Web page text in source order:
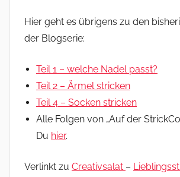
Hier geht es übrigens zu den
der Blogserie:
Teil 1 – welche Nadel passt?
Teil 2 – Ärmel stricken
Teil 4 – Socken stricken
Alle Folgen von „Auf der
Du hier.
Verlinkt zu Creativsalat –